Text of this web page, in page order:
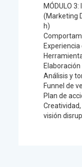
MÓDULO
(Marketing
h)
Análisis y
Funnel de
Plan de
visión